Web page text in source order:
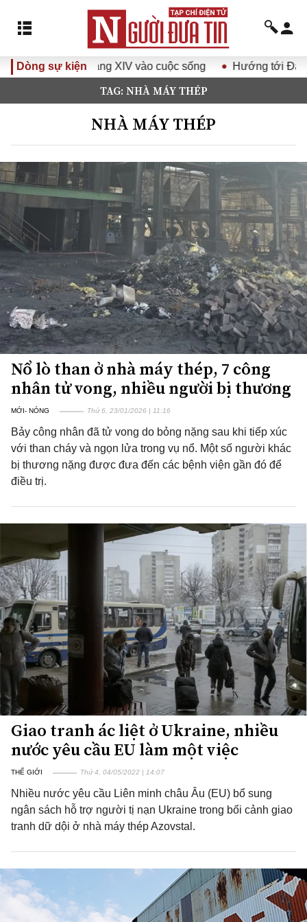
Dòng sự kiện
XIV vào cuộc sống Hướng tới Đại hội đại biểu toàn
TAG: NHÀ MÁY THÉP
NHÀ MÁY THÉP
Nổ lò than ở nhà máy thép, 7 công
nhân tử vong, nhiều người bị thương
MỚI- NÓNG Thứ 6, 23/01/2026 | 11:16
Bảy công nhân đã tử vong do bỏng nặng sau khi tiếp xúc
với than cháy và ngọn lửa trong vụ nổ. Một số người khác
bị thương nặng được đưa đến các bệnh viện gần đó để
điều trị.
Giao tranh ác liệt ở Ukraine, nhiều
nước yêu cầu EU làm một việc
THẾ GIỚI Thứ 4, 04/05/2022 | 14:07
Nhiều nước yêu cầu Liên minh châu Âu (EU) bổ sung
ngân sách hỗ trợ người tị nạn Ukraine trong bối cảnh giao
tranh dữ dội ở nhà máy thép Azovstal.